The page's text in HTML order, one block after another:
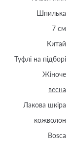
Шпилька
7 см
Китай
Туфлі на підборі
Жіноче
весна
Лакова шкіра
кожволон
Bosca